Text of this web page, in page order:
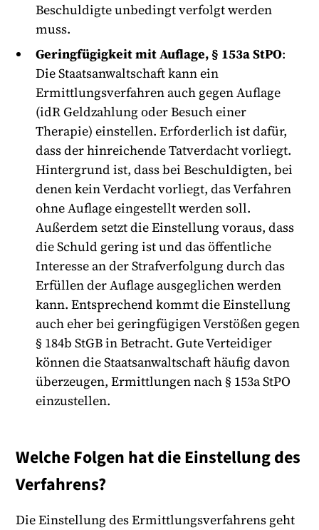
Beschuldigte unbedingt verfolgt werden
muss.
Geringfügigkeit mit Auflage, § 153a StPO:
Die Staatsanwaltschaft kann ein
Ermittlungsverfahren auch gegen Auflage
(idR Geldzahlung oder Besuch einer
Therapie) einstellen. Erforderlich ist dafür,
dass der hinreichende Tatverdacht vorliegt.
Hintergrund ist, dass bei Beschuldigten, bei
denen kein Verdacht vorliegt, das Verfahren
ohne Auflage eingestellt werden soll.
Außerdem setzt die Einstellung voraus, dass
die Schuld gering ist und das öffentliche
Interesse an der Strafverfolgung durch das
Erfüllen der Auflage ausgeglichen werden
kann. Entsprechend kommt die Einstellung
auch eher bei geringfügigen Verstößen gegen
§ 184b StGB in Betracht. Gute Verteidiger
können die Staatsanwaltschaft häufig davon
überzeugen, Ermittlungen nach § 153a StPO
einzustellen.
Welche Folgen hat die Einstellung des
Verfahrens?
Die Einstellung des Ermittlungsverfahrens geht